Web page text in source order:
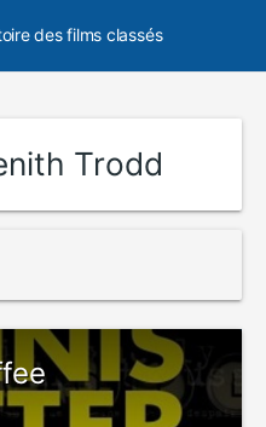
des films classés
Trodd